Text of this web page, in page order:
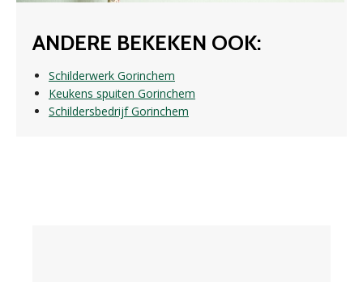
ANDERE BEKEKEN OOK:
Schilderwerk Gorinchem
Keukens spuiten Gorinchem
Schildersbedrijf Gorinchem